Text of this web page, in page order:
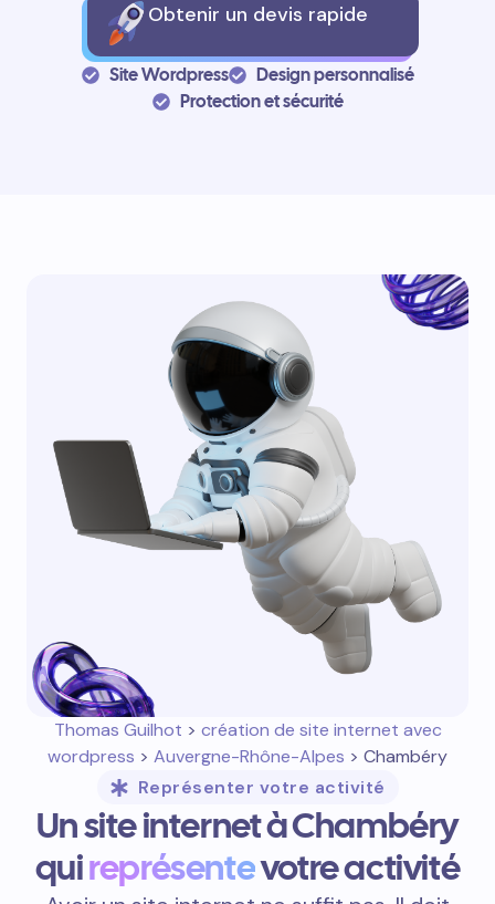
Obtenir un devis rapide
Site Wordpress
Design personnalisé
Protection et sécurité
Thomas Guilhot > création de site internet avec
wordpress > Auvergne-Rhône-Alpes > Chambéry
Représenter votre activité
Un site internet à Chambéry
quireprésentevotre activité